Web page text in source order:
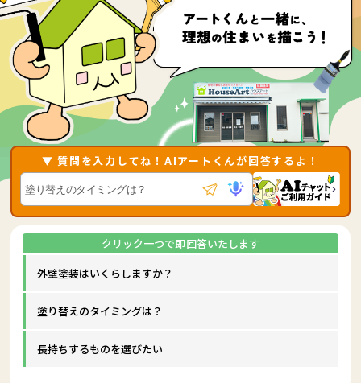
▼ 質問を入力してね！AIアートくんが回答するよ！
外壁塗装はいくらしますか？
塗り替えのタイミングは？
長持ちするものを選びたい